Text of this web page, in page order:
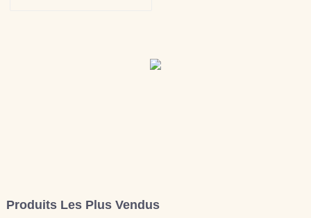
Produits Les Plus Vendus